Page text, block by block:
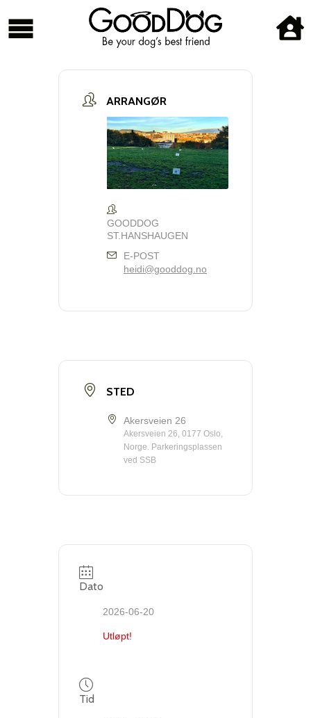
ARRANGØR
GOODDOG
ST.HANSHAUGEN
E-POST
heidi@gooddog.no
STED
Akersveien 26
Akersveien 26, 0177 Oslo,
Norge. Parkeringsplassen
ved SSB
Dato
2026-06-20
Utløpt!
Tid